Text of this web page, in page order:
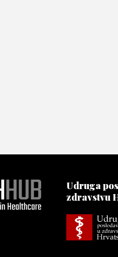
Udruga
zdravstvu